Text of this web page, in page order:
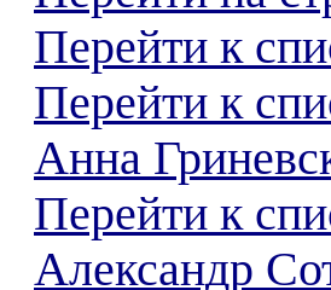
Перейти к
Перейти к
Анна
Перейти к
Александр